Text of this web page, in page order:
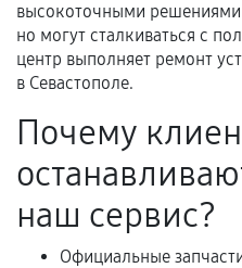
Документы для
гарантии
Акт выполненных
услуг и сроком
Документы на
и кассовый чек.
высокоточными решениями
но могут сталкиваться с
центр выполняет ремонт
в Севастополе.
Почему
наш сервис?
Официальные